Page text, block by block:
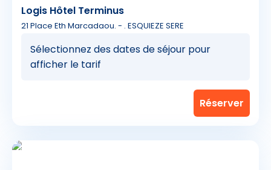
Logis Hôtel Terminus
21 Place Eth Marcadaou. - . ESQUIEZE SERE
Sélectionnez des dates de séjour pour
afficher le tarif